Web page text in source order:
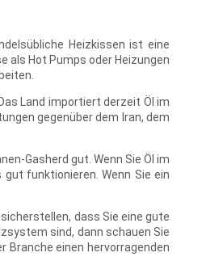
Heizkissen ist eine
als Hot Pumps oder Heizungen
Land importiert derzeit Öl im
gegenüber dem Iran, dem
Gasherd gut. Wenn Sie Öl im
funktionieren. Wenn Sie ein
dass Sie eine gute
sind, dann schauen Sie
Branche einen hervorragenden